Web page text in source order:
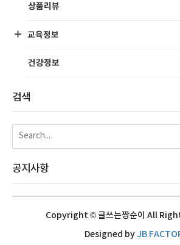
상품리뷰
교육정보
건강정보
검색
공지사항
Copyright © 글쓰는짱순이 All
Designed byJB